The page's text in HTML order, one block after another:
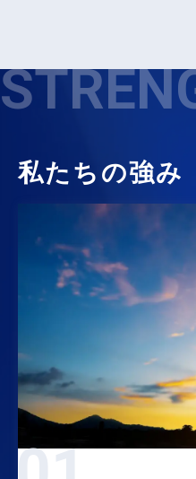
私たちの強み